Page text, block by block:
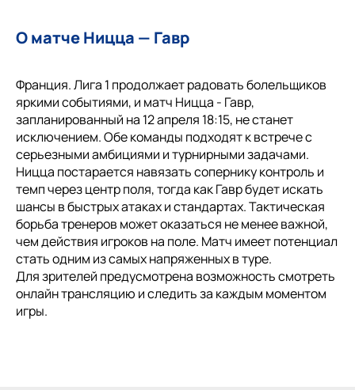
О матче Ницца — Гавр
Франция. Лига 1 продолжает радовать болельщиков
яркими событиями, и матч Ницца - Гавр,
запланированный на 12 апреля 18:15, не станет
исключением. Обе команды подходят к встрече с
серьезными амбициями и турнирными задачами.
Ницца постарается навязать сопернику контроль и
темп через центр поля, тогда как Гавр будет искать
шансы в быстрых атаках и стандартах. Тактическая
борьба тренеров может оказаться не менее важной,
чем действия игроков на поле. Матч имеет потенциал
стать одним из самых напряженных в туре.
Для зрителей предусмотрена возможность смотреть
онлайн трансляцию и следить за каждым моментом
игры.